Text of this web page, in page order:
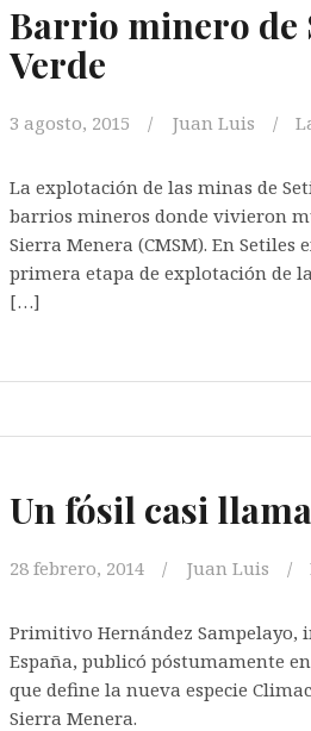
Barrio minero de
Verde
3 agosto, 2015 Juan Luis
La explotación de las minas de
barrios mineros donde vivieron
Sierra Menera (CMSM). En
primera etapa de explotación de
[…]
Un fósil casi
28 febrero, 2014 Juan Luis
Primitivo Hernández Sampelayo,
España, publicó póstumamente
que define la nueva especie
Sierra Menera.